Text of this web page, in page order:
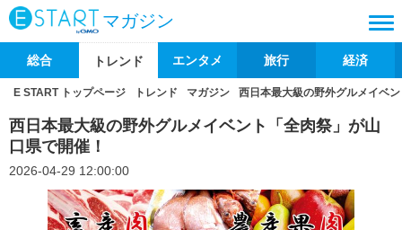
マガジン
総合 トレンド エンタメ 旅行 経済
E START トップページ トレンド マガジン 西日本最大級の野外グルメイベ
西日本最大級の野外グルメイベント「全肉祭」が山
口県で開催！
2026-04-29 12:00:00